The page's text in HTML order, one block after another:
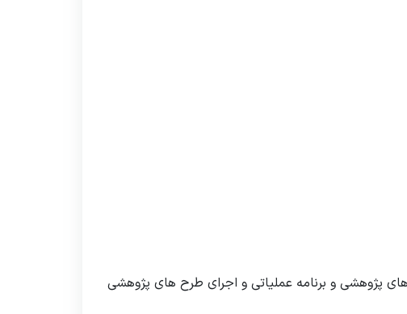
پژوهشی و برنامه عملیاتی و اجرای طرح های پژوهشی